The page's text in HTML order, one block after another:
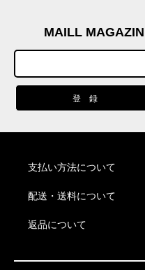
MAILL
支払い方法について
配送・送料について
返品について